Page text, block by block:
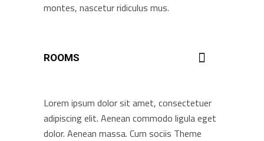
montes, nascetur ridiculus mus.
ROOMS
Lorem ipsum dolor sit amet, consectetuer
adipiscing elit. Aenean commodo ligula eget
dolor. Aenean massa. Cum sociis Theme